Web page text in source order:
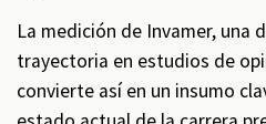
La medición de Invamer, una
trayectoria en estudios de
convierte así en un insumo